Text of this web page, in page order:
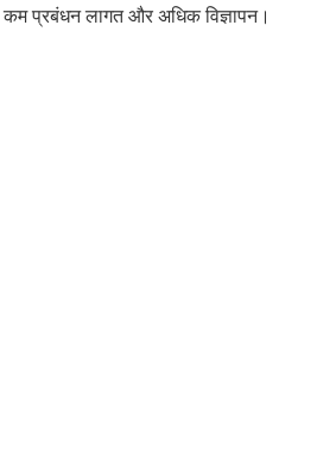
प्रबंधन लागत और अधिक विज्ञापन।